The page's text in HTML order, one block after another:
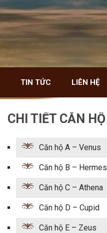
TIN TỨC LIÊN HỆ
CHI TIẾT CĂN HỘ
Căn hộ A – Venus
Căn hộ B – Hermes
Căn hộ C – Athena
Căn hộ D – Cupid
Căn hộ E – Zeus